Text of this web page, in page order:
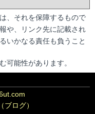
、それを保障するもので
や、リンク先に記載され
いかなる責任も負うこと
可能性があります。
ログ）